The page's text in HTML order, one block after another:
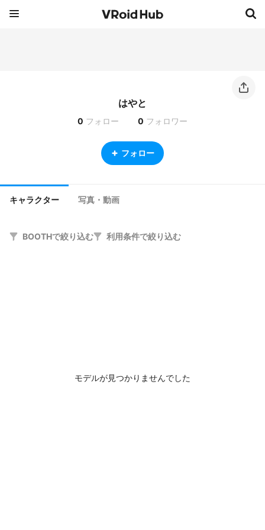
はやと
0 フォロー 0 フォロワー
フォロー
キャラクター 写真・動画
BOOTHで絞り込む 利用条件で絞り込む
モデルが見つかりませんでした